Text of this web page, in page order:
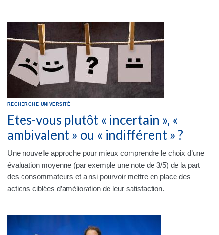
RECHERCHE UNIVERSITÉ
Etes-vous plutôt « incertain », «
ambivalent » ou « indifférent » ?
Une nouvelle approche pour mieux comprendre le choix d’une
évaluation moyenne (par exemple une note de 3/5) de la part
des consommateurs et ainsi pourvoir mettre en place des
actions ciblées d’amélioration de leur satisfaction.